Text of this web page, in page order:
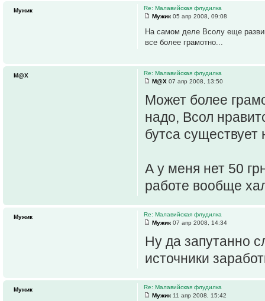
Re: Малавийская флудилка
Мужик 05 апр 2008, 09:08
На самом деле Всолу еще
все более грамотно...
Мужик
Re: Малавийская флудилка
M@X 07 апр 2008, 13:50
Может более
надо, Всол
бутса
А у меня нет 50
работе вообще
M@X
Re: Малавийская флудилка
Мужик 07 апр 2008, 14:34
Ну да запутанно
источники
Мужик
Re: Малавийская флудилка
Мужик 11 апр 2008, 15:42
Мужик